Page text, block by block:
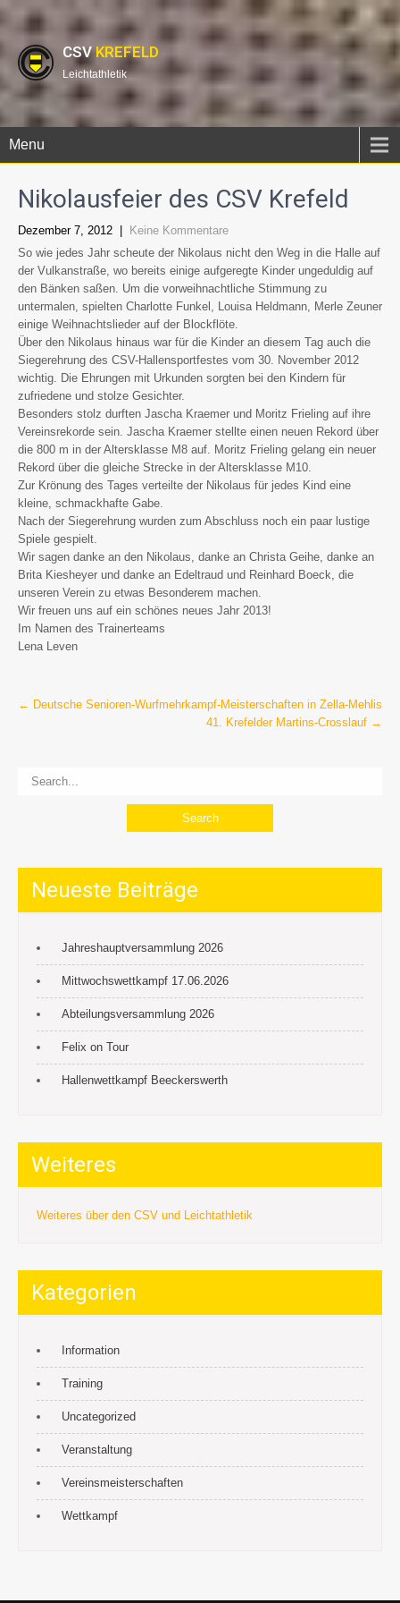
CSVKREFELD
Leichtathletik
Menu
Nikolausfeier des CSV Krefeld
Dezember 7, 2012
Keine Kommentare
So wie jedes Jahr scheute der Nikolaus nicht den Weg in die Halle auf
der Vulkanstraße, wo bereits einige aufgeregte Kinder ungeduldig auf
den Bänken saßen. Um die vorweihnachtliche Stimmung zu
untermalen, spielten Charlotte Funkel, Louisa Heldmann, Merle Zeuner
einige Weihnachtslieder auf der Blockflöte.
Über den Nikolaus hinaus war für die Kinder an diesem Tag auch die
Siegerehrung des CSV-Hallensportfestes vom 30. November 2012
wichtig. Die Ehrungen mit Urkunden sorgten bei den Kindern für
zufriedene und stolze Gesichter.
Besonders stolz durften Jascha Kraemer und Moritz Frieling auf ihre
Vereinsrekorde sein. Jascha Kraemer stellte einen neuen Rekord über
die 800 m in der Altersklasse M8 auf. Moritz Frieling gelang ein neuer
Rekord über die gleiche Strecke in der Altersklasse M10.
Zur Krönung des Tages verteilte der Nikolaus für jedes Kind eine
kleine, schmackhafte Gabe.
Nach der Siegerehrung wurden zum Abschluss noch ein paar lustige
Spiele gespielt.
Wir sagen danke an den Nikolaus, danke an Christa Geihe, danke an
Brita Kiesheyer und danke an Edeltraud und Reinhard Boeck, die
unseren Verein zu etwas Besonderem machen.
Wir freuen uns auf ein schönes neues Jahr 2013!
Im Namen des Trainerteams
Lena Leven
Post
← Deutsche Senioren-Wurfmehrkampf-Meisterschaften in Zella-Mehlis
41. Krefelder Martins-Crosslauf →
Neueste Beiträge
Jahreshauptversammlung 2026
Mittwochswettkampf 17.06.2026
Abteilungsversammlung 2026
Felix on Tour
Hallenwettkampf Beeckerswerth
Weiteres
Weiteres über den CSV und Leichtathletik
Kategorien
Information
Training
Uncategorized
Veranstaltung
Vereinsmeisterschaften
Wettkampf